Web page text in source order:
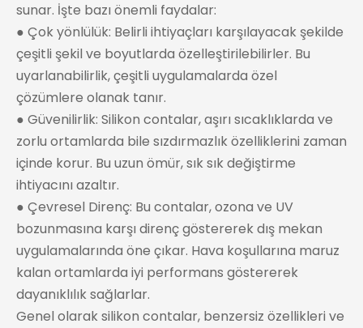
sunar. İşte bazı önemli faydalar:
● Çok yönlülük: Belirli ihtiyaçları karşılayacak şekilde
çeşitli şekil ve boyutlarda özelleştirilebilirler. Bu
uyarlanabilirlik, çeşitli uygulamalarda özel
çözümlere olanak tanır.
● Güvenilirlik: Silikon contalar, aşırı sıcaklıklarda ve
zorlu ortamlarda bile sızdırmazlık özelliklerini zaman
içinde korur. Bu uzun ömür, sık sık değiştirme
ihtiyacını azaltır.
● Çevresel Direnç: Bu contalar, ozona ve UV
bozunmasına karşı direnç göstererek dış mekan
uygulamalarında öne çıkar. Hava koşullarına maruz
kalan ortamlarda iyi performans göstererek
dayanıklılık sağlarlar.
Genel olarak silikon contalar, benzersiz özellikleri ve